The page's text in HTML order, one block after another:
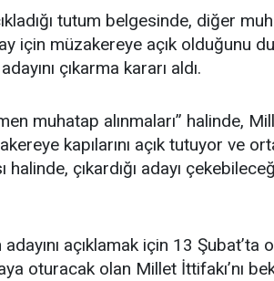
tutum belgesinde, diğer
için müzakereye açık olduğunu
çıkarma kararı aldı.
muhatap alınmaları” halinde,
kapılarını açık tutuyor ve
halinde, çıkardığı adayı
açıklamak için 13 Şubat’ta
oturacak olan Millet İttifakı’nı